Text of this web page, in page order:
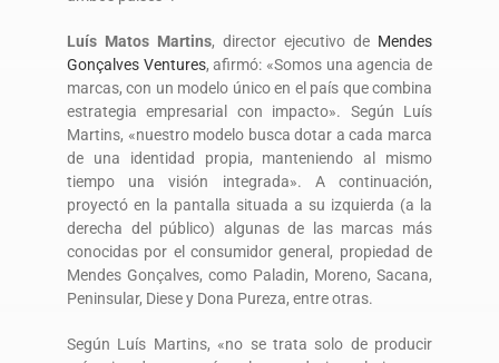
Luís Matos Martins, director ejecutivo de Mendes
Gonçalves Ventures, afirmó: «Somos una agencia de
marcas, con un modelo único en el país que combina
estrategia empresarial con impacto». Según Luís
Martins, «nuestro modelo busca dotar a cada marca
de una identidad propia, manteniendo al mismo
tiempo una visión integrada». A continuación,
proyectó en la pantalla situada a su izquierda (a la
derecha del público) algunas de las marcas más
conocidas por el consumidor general, propiedad de
Mendes Gonçalves, como Paladin, Moreno, Sacana,
Peninsular, Diese y Dona Pureza, entre otras.
Según Luís Martins, «no se trata solo de producir